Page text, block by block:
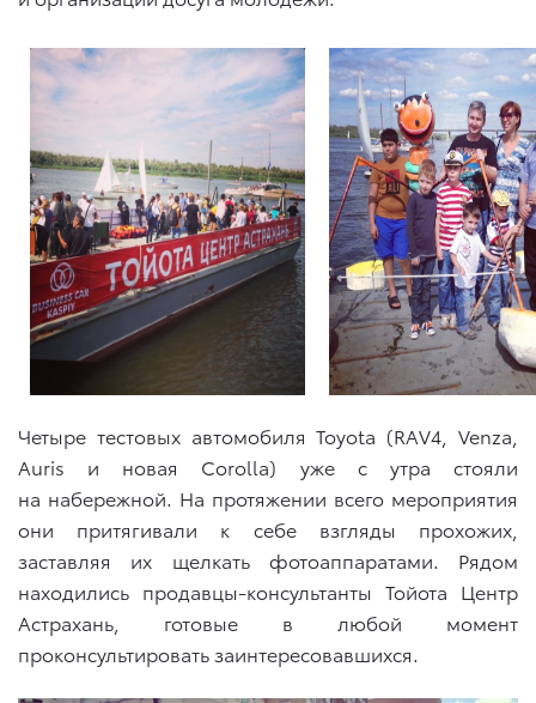
Четыре тестовых автомобиля Toyota (RAV4, Venza,
Auris и новая Corolla) уже с утра стояли
на набережной. На протяжении всего мероприятия
они притягивали к себе взгляды прохожих,
заставляя их щелкать фотоаппаратами. Рядом
находились продавцы-консультанты Тойота Центр
Астрахань, готовые в любой момент
проконсультировать заинтересовавшихся.